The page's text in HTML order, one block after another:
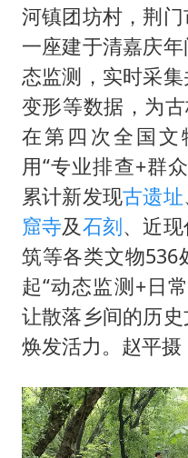
河镇团坊村，荆
一座建于清嘉庆
态监测，实时采
变形等数据，为古
在第四次全国文
用“专业排查+群
累计新发现古遗址
窟寺及石刻、近
筑等各类文物536
起“动态监测+日
让散落乡间的历
焕发活力。赵平摄